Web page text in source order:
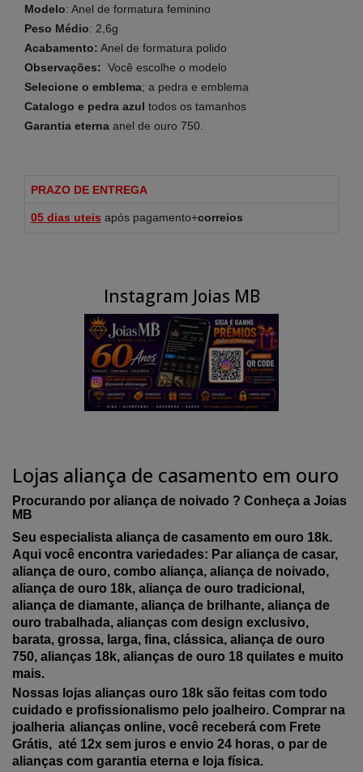
Modelo: Anel de formatura feminino
Peso Médio: 2,6g
Acabamento: Anel de formatura polido
Observações: Você escolhe o modelo
Selecione o emblema; a pedra e emblema
Catalogo e pedra azul todos os tamanhos
Garantia eterna anel de ouro 750.
PRAZO DE ENTREGA
05 dias uteis após pagamento+correios
Instagram Joias MB
Lojas aliança de casamento em ouro
Procurando por aliança de noivado ? Conheça a Joias
MB
Seu especialista aliança de casamento em ouro 18k.
Aqui você encontra variedades: Par aliança de casar,
aliança de ouro, combo aliança, aliança de noivado,
aliança de ouro 18k, aliança de ouro tradicional,
aliança de diamante, aliança de brilhante, aliança de
ouro trabalhada, alianças com design exclusivo,
barata, grossa, larga, fina, clássica, aliança de ouro
750, alianças 18k, alianças de ouro 18 quilates e muito
mais.
Nossas lojas alianças ouro 18k são feitas com todo
cuidado e profissionalismo pelo joalheiro. Comprar na
joalheria alianças online, você receberá com Frete
Grátis, até 12x sem juros e envio 24 horas, o par de
alianças com garantia eterna e loja física.